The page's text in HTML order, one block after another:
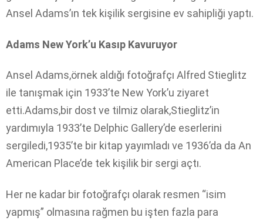
Ansel Adams’ın tek kişilik sergisine ev sahipliği yaptı.
Adams New York’u Kasıp Kavuruyor
Ansel Adams,örnek aldığı fotoğrafçı Alfred Stieglitz
ile tanışmak için 1933’te New York’u ziyaret
etti.Adams,bir dost ve tilmiz olarak,Stieglitz’in
yardımıyla 1933’te Delphic Gallery’de eserlerini
sergiledi,1935’te bir kitap yayımladı ve 1936’da da An
American Place’de tek kişilik bir sergi açtı.
Her ne kadar bir fotoğrafçı olarak resmen “isim
yapmış” olmasına rağmen bu işten fazla para